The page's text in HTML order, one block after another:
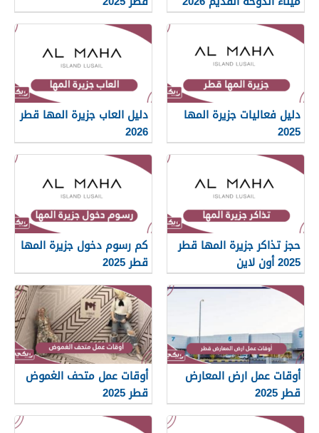
دليل فعاليات جزيرة المها
2025
دليل العاب جزيرة المها قطر
2026
حجز تذاكر جزيرة المها قطر
2025 أون لاين
كم رسوم دخول جزيرة المها
قطر 2025
أوقات عمل ارض المعارض
قطر 2025
أوقات عمل متحف الغموض
قطر 2025